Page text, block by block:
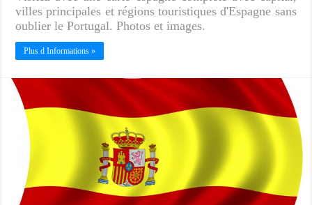
villes principales et régions touristiques d'Espagne sans
oublier le Portugal. Photos et images.
Plus d Informations »